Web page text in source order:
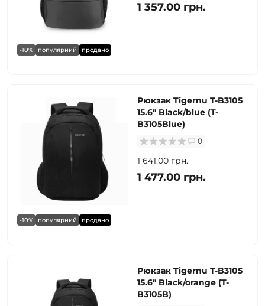
-10% популярний продано
1 357.00 грн.
-10% популярний продано
Рюкзак Tigernu T-B3105
15.6" Black/blue (T-
B3105Blue)
0
1 641.00 грн.
1 477.00 грн.
Рюкзак Tigernu T-B3105
15.6" Black/orange (T-
B3105B)